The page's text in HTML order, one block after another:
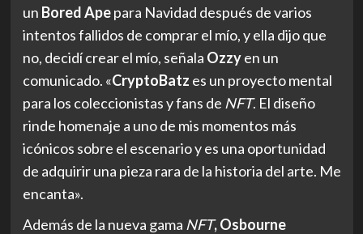
un Bored Apepara Navidad después de varios
intentos fallidos de comprar el mío, y ella dijo que
no, decidí crear el mío, señala Ozzyen un
comunicado. «CryptoBatz es un proyecto mental
para los coleccionistas y fans de NFT. El diseño
rinde homenaje a uno de mis momentos más
icónicos sobre el escenario y es una oportunidad
de adquirir una pieza rara de la historia del arte. Me
encanta».
Además de la nueva gama NFT, Osbourne